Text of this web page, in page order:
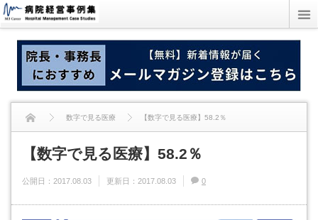
数字で見る医療 【数字で見る医療】58.2％
【数字で見る医療】58.2％
公開日： 2017.08.03 更新日： 2017.08.03 0